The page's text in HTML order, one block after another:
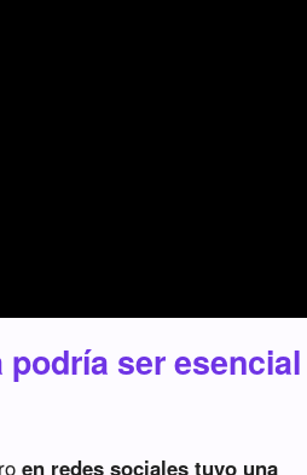
ser esencial
en redes sociales tuvo una